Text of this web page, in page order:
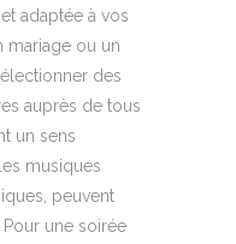
adaptée à vos
mariage ou un
des
auprès de tous
un sens
musiques
peuvent
une soirée